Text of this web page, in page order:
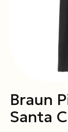
Braun
Santa